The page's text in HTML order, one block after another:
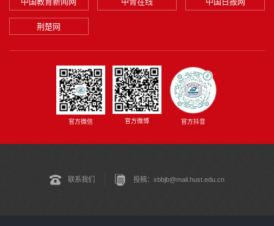
荆楚网
官方微信 官方微博 官方抖音
联系我们 投稿：xbbjb@mail.hust.edu.cn